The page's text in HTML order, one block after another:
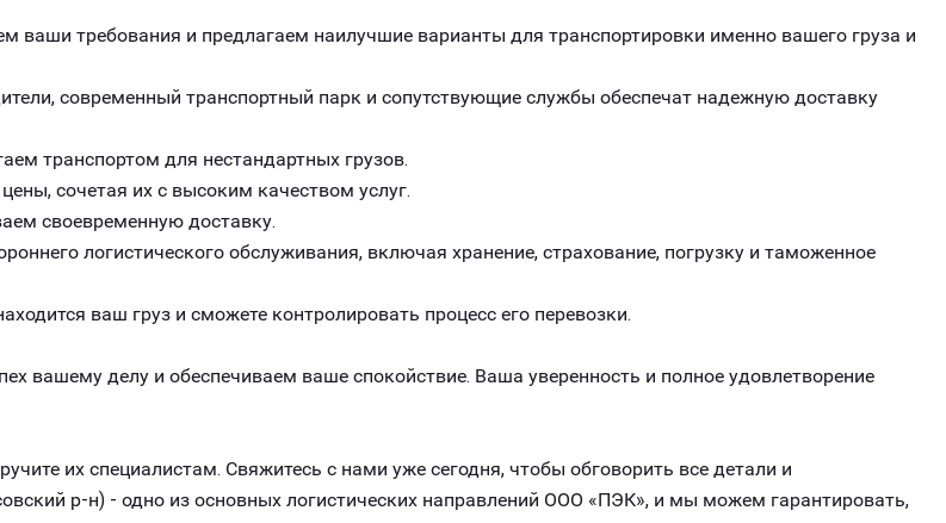
ваши требования и предлагаем наилучшие варианты для транспортировки именно вашего груза и
современный транспортный парк и сопутствующие службы обеспечат надежную доставку
транспортом для нестандартных грузов.
сочетая их с высоким качеством услуг.
своевременную доставку.
логистического обслуживания, включая хранение, страхование, погрузку и таможенное
ваш груз и сможете контролировать процесс его перевозки.
вашему делу и обеспечиваем ваше спокойствие. Ваша уверенность и полное удовлетворение
их специалистам. Свяжитесь с нами уже сегодня, чтобы обговорить все детали и
р-н) - одно из основных логистических направлений ООО «ПЭК», и мы можем гарантировать,